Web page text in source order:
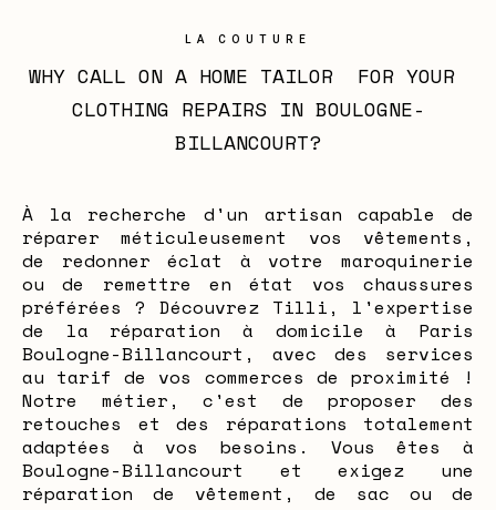
LA COUTURE
WHY CALL ON A HOME TAILOR  FOR YOUR
CLOTHING REPAIRS IN BOULOGNE-
BILLANCOURT?
À la recherche d'un artisan capable de
réparer méticuleusement vos vêtements,
de redonner éclat à votre maroquinerie
ou de remettre en état vos chaussures
préférées ? Découvrez Tilli, l'expertise
de la réparation à domicile à Paris
Boulogne-Billancourt, avec des services
au tarif de vos commerces de proximité !
Notre métier, c'est de proposer des
retouches et des réparations totalement
adaptées à vos besoins. Vous êtes à
Boulogne-Billancourt et exigez une
réparation de vêtement, de sac ou de